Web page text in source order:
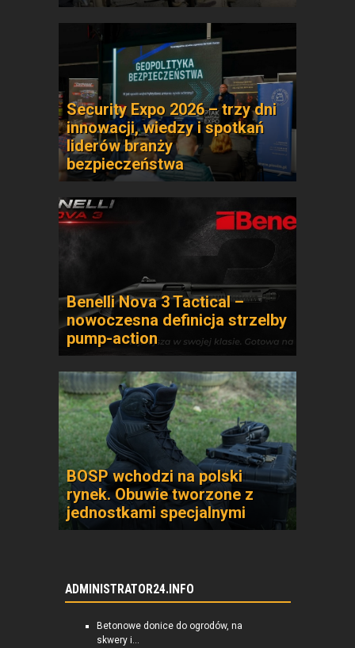
Security Expo 2026 – trzy dni
innowacji, wiedzy i spotkań
liderów branży
bezpieczeństwa
Benelli Nova 3 Tactical –
nowoczesna definicja strzelby
pump-action
BOSP wchodzi na polski
rynek. Obuwie tworzone z
jednostkami specjalnymi
ADMINISTRATOR24.INFO
Betonowe donice do ogrodów, na
skwery i...